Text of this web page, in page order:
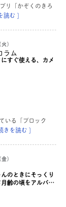
リ「かぞくのきろ
読む ]
）
ラム
すぐ使える、カメ
いる「ブロック
を読む ]
）
のときにそっくり
齢の頃をアルバム